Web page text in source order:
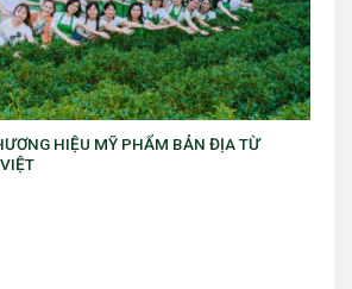
trình “VIB Swing – Mở khóa đặc quyền,
với ưu đãi Golf lên đến 10 triệu đồng